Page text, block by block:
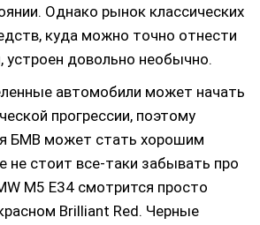
Однако рынок классических
куда можно точно отнести
устроен довольно необычно.
автомобили может начать
прогрессии, поэтому
БМВ может стать хорошим
не стоит все-таки забывать про
M5 E34 смотрится просто
Brilliant Red. Черные